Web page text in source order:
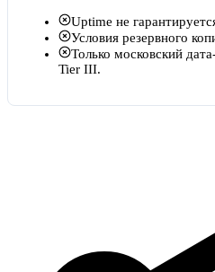
Uptime не
Условия резервного
Только московский
Tier III.